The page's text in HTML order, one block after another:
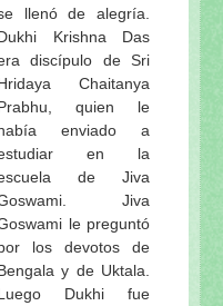
llenó de alegría.
Krishna Das
discípulo de Sri
Chaitanya
quien le
enviado a
en la
de Jiva
Jiva
le preguntó
los devotos de
y de Uktala.
Dukhi fue